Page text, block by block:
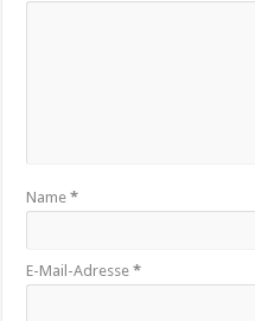
Name*
E-Mail-Adresse*